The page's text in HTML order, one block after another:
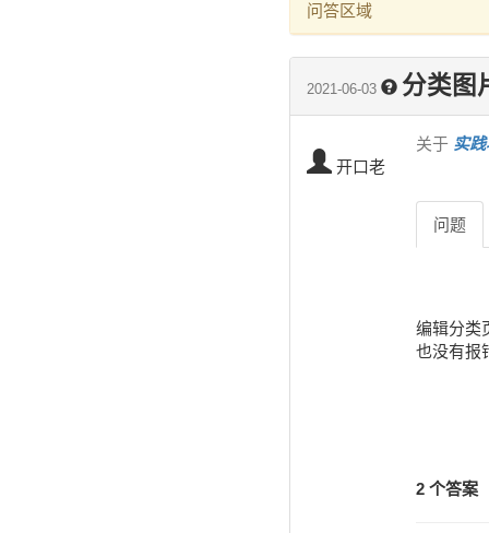
问答区域
2021-06-03 分类图
开口老
关于 实
问题
编辑分类
也没有报
2 个答案